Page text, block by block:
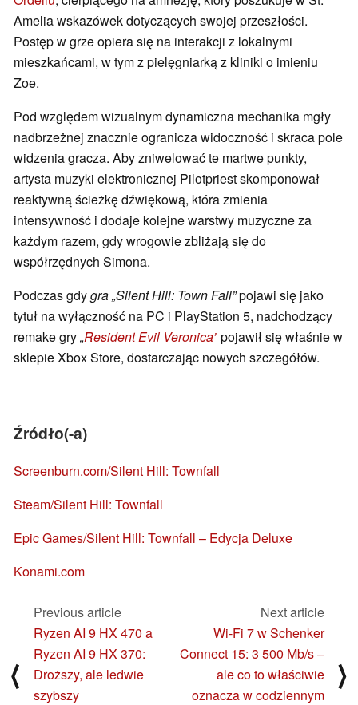
Amelia wskazówek dotyczących swojej przeszłości.
Postęp w grze opiera się na interakcji z lokalnymi
mieszkańcami, w tym z pielęgniarką z kliniki o imieniu
Zoe.
Pod względem wizualnym dynamiczna mechanika mgły
nadbrzeżnej znacznie ogranicza widoczność i skraca pole
widzenia gracza. Aby zniwelować te martwe punkty,
artysta muzyki elektronicznej Pilotpriest skomponował
reaktywną ścieżkę dźwiękową, która zmienia
intensywność i dodaje kolejne warstwy muzyczne za
każdym razem, gdy wrogowie zbliżają się do
współrzędnych Simona.
Podczas gdygra „Silent Hill: Town Fall”pojawi się jako
tytuł na wyłączność na PC i PlayStation 5, nadchodzący
remake gry„Resident Evil Veronica”pojawił się właśnie w
sklepie Xbox Store, dostarczając nowych szczegółów.
Źródło(-a)
Screenburn.com/Silent Hill: Townfall
Steam/Silent Hill: Townfall
Epic Games/Silent Hill: Townfall – Edycja Deluxe
Konami.com
⟨
Previous article
Ryzen AI 9 HX 470 a
Ryzen AI 9 HX 370:
Droższy, ale ledwie
szybszy
Next article
Wi-Fi 7 w Schenker
Connect 15: 3 500 Mb/s –
ale co to właściwie
oznacza w codziennym
⟩